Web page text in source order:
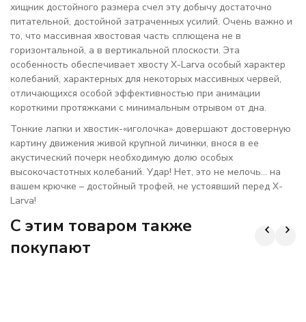
хищник достойного размера счел эту добычу достаточно
питательной, достойной затраченных усилий. Очень важно и
то, что массивная хвостовая часть сплющена не в
горизонтальной, а в вертикальной плоскости. Эта
особенность обеспечивает хвосту X-Larva особый характер
колебаний, характерных для некоторых массивных червей,
отличающихся особой эффективностью при анимации
короткими протяжками с минимальным отрывом от дна.
Тонкие лапки и хвостик-«иголочка» довершают достоверную
картину движения живой крупной личинки, внося в ее
акустический почерк необходимую долю особых
высокочастотных колебаний. Удар! Нет, это не мелочь… на
вашем крючке – достойный трофей, не устоявший перед X-
Larva!
C этим товаром также
покупают